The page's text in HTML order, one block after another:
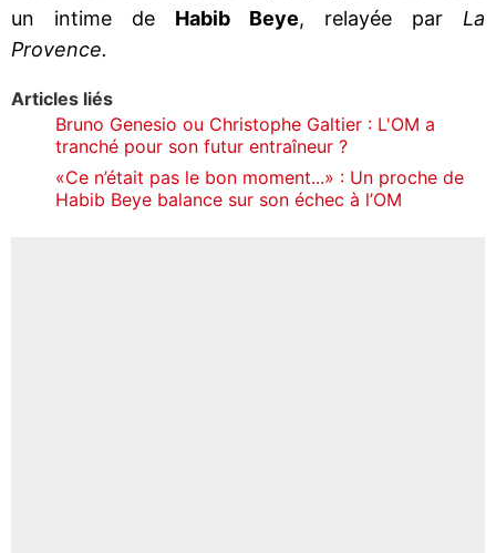
un intime de Habib Beye, relayée par La
Provence.
Articles liés
Bruno Genesio ou Christophe Galtier : L'OM a
tranché pour son futur entraîneur ?
«Ce n’était pas le bon moment...» : Un proche de
Habib Beye balance sur son échec à l’OM